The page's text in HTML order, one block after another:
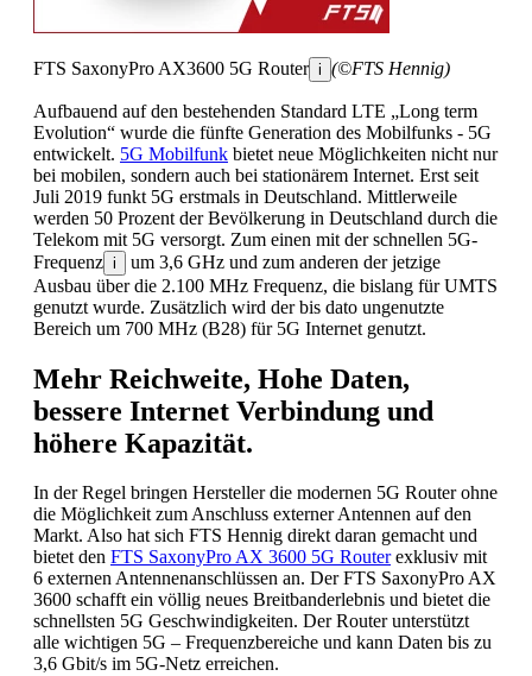
FTS SaxonyPro AX3600 5G Router i (©FTS Hennig)
Aufbauend auf den bestehenden Standard LTE „Long term
Evolution“ wurde die fünfte Generation des Mobilfunks - 5G
entwickelt. 5G Mobilfunk bietet neue Möglichkeiten nicht nur
bei mobilen, sondern auch bei stationärem Internet. Erst seit
Juli 2019 funkt 5G erstmals in Deutschland. Mittlerweile
werden 50 Prozent der Bevölkerung in Deutschland durch die
Telekom mit 5G versorgt. Zum einen mit der schnellen 5G-
Frequenz i
um 3,6 GHz und zum anderen der jetzige
Ausbau über die 2.100 MHz Frequenz, die bislang für UMTS
genutzt wurde. Zusätzlich wird der bis dato ungenutzte
Bereich um 700 MHz (B28) für 5G Internet genutzt.
Mehr Reichweite, Hohe Daten,
bessere Internet Verbindung und
höhere Kapazität.
In der Regel bringen Hersteller die modernen 5G Router ohne
die Möglichkeit zum Anschluss externer Antennen auf den
Markt. Also hat sich FTS Hennig direkt daran gemacht und
bietet den FTS SaxonyPro AX 3600 5G Routerexklusiv mit
6 externen Antennenanschlüssen an. DerFTS SaxonyPro AX
3600 schafft ein völlig neues Breitbanderlebnis und bietet die
schnellsten 5G Geschwindigkeiten. Der Router unterstützt
alle wichtigen 5G – Frequenzbereiche und kann Daten bis zu
3,6 Gbit/s im 5G-Netz erreichen.